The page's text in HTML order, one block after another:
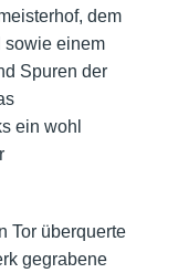
dem
sowie einem
Spuren der
ein wohl
Tor überquerte
gegrabene